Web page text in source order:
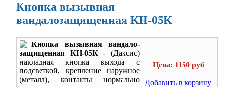
Кнопка вызывная
вандалозащищенная КН-05К
Кнопка вызывная вандало-
защищенная КН-05К- (Даксис)
накладная кнопка выхода с
подсветкой, крепление наружное
(металл), контакты нормально
Цена: 1150 руб
Добавить в корзину